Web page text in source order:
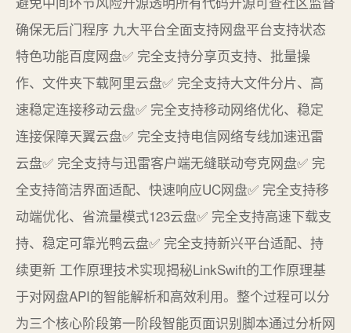
确保无后门程序 九大平台全面支持网盘平台支持状态
特色功能百度网盘✅ 完全支持分享页支持、批量操
作、文件夹下载阿里云盘✅ 完全支持大文件分片、高
速稳定连接移动云盘✅ 完全支持移动网络优化、稳定
连接保障天翼云盘✅ 完全支持电信网络专线加速迅雷
云盘✅ 完全支持与迅雷客户端无缝联动夸克网盘✅ 完
全支持简洁界面适配、快速响应UC网盘✅ 完全支持移
动端优化、省流量模式123云盘✅ 完全支持高速下载支
持、稳定可靠光鸭云盘✅ 完全支持新兴平台适配、持
续更新 工作原理技术实现揭秘LinkSwift的工作原理基
于对网盘API的智能解析和高效利用。整个过程可以分
为三个核心阶段第一阶段智能页面识别脚本通过分析网